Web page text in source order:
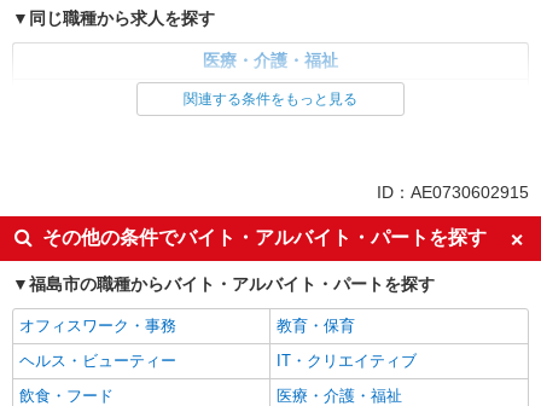
同じ職種から求人を探す
医療・介護・福祉
看護師・保健師・看護助手・助産師
ボーナス・賞与あり
車通勤OK
交通費支給
社会保険あり
産休・育休取得実績あり
関連する条件をもっと見る
ID：AE0730602915
その他の条件でバイト・アルバイト・パートを探す
福島市の職種からバイト・アルバイト・パートを探す
オフィスワーク・事務
教育・保育
ヘルス・ビューティー
IT・クリエイティブ
飲食・フード
医療・介護・福祉